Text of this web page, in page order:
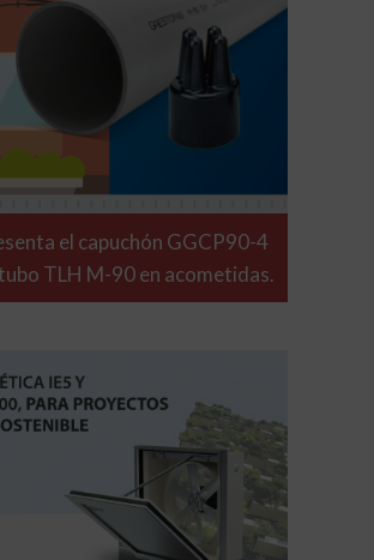
el capuchón GGCP90-4
TLH M-90 en acometidas.